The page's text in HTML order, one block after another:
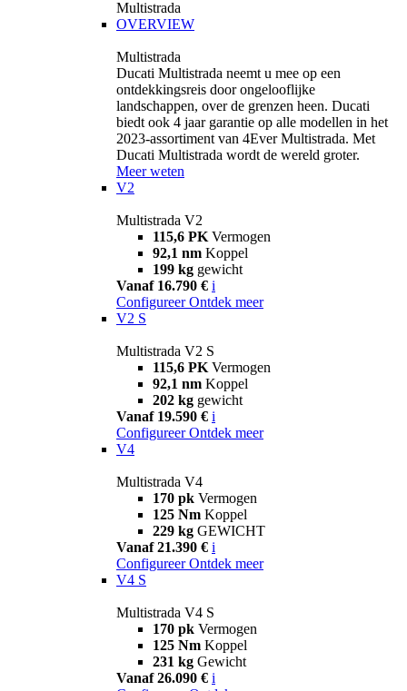
Multistrada
OVERVIEW
Multistrada
Ducati Multistrada neemt u mee op een
ontdekkingsreis door ongelooflijke
landschappen, over de grenzen heen. Ducati
biedt ook 4 jaar garantie op alle modellen in het
2023-assortiment van 4Ever Multistrada. Met
Ducati Multistrada wordt de wereld groter.
Meer weten
V2
Multistrada V2
115,6 PK Vermogen
92,1 nm Koppel
199 kg gewicht
Vanaf 16.790 € i
Configureer Ontdek meer
V2 S
Multistrada V2 S
115,6 PK Vermogen
92,1 nm Koppel
202 kg gewicht
Vanaf 19.590 € i
Configureer Ontdek meer
V4
Multistrada V4
170 pk Vermogen
125 Nm Koppel
229 kg GEWICHT
Vanaf 21.390 € i
Configureer Ontdek meer
V4 S
Multistrada V4 S
170 pk Vermogen
125 Nm Koppel
231 kg Gewicht
Vanaf 26.090 € i